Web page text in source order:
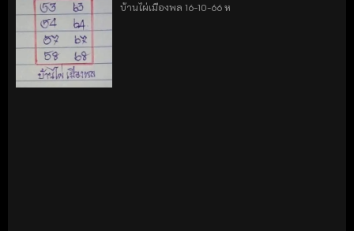
บ้านไผ่เมืองพล 16-10-66 ห